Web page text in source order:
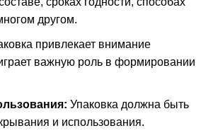
другом.
привлекает внимание
важную роль в формировании
Упаковка должна быть
и использования.